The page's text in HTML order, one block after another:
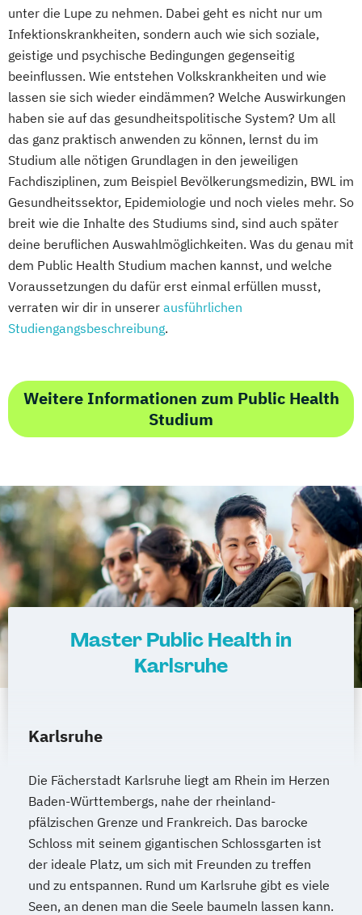
unter die Lupe zu nehmen. Dabei geht es nicht nur um
Infektionskrankheiten, sondern auch wie sich soziale,
geistige und psychische Bedingungen gegenseitig
beeinflussen. Wie entstehen Volkskrankheiten und wie
lassen sie sich wieder eindämmen? Welche Auswirkungen
haben sie auf das gesundheitspolitische System? Um all
das ganz praktisch anwenden zu können, lernst du im
Studium alle nötigen Grundlagen in den jeweiligen
Fachdisziplinen, zum Beispiel Bevölkerungsmedizin, BWL im
Gesundheitssektor, Epidemiologie und noch vieles mehr. So
breit wie die Inhalte des Studiums sind, sind auch später
deine beruflichen Auswahlmöglichkeiten. Was du genau mit
dem Public Health Studium machen kannst, und welche
Voraussetzungen du dafür erst einmal erfüllen musst,
verraten wir dir in unserer ausführlichen
Studiengangsbeschreibung.
Weitere Informationen zum Public Health
Studium
Master Public Health in
Karlsruhe
Karlsruhe
Die Fächerstadt Karlsruhe liegt am Rhein im Herzen
Baden-Württembergs, nahe der rheinland-
pfälzischen Grenze und Frankreich. Das barocke
Schloss mit seinem gigantischen Schlossgarten ist
der ideale Platz, um sich mit Freunden zu treffen
und zu entspannen. Rund um Karlsruhe gibt es viele
Seen, an denen man die Seele baumeln lassen kann.